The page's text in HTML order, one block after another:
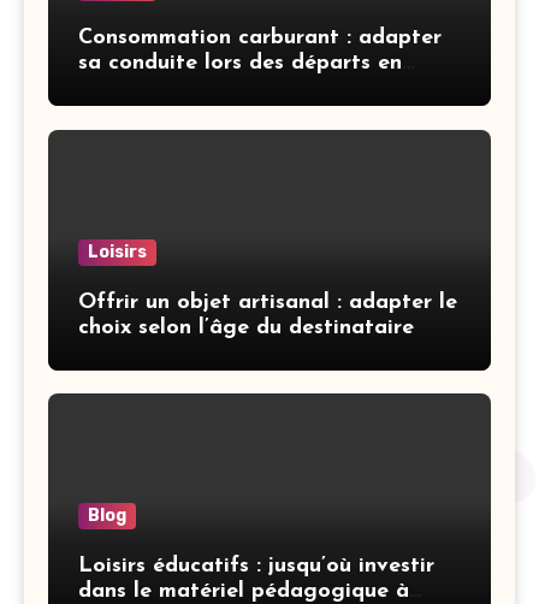
Consommation carburant : adapter
sa conduite lors des départs en
Loisirs
Offrir un objet artisanal : adapter le
choix selon l’âge du destinataire
Blog
Loisirs éducatifs : jusqu’où investir
dans le matériel pédagogique à